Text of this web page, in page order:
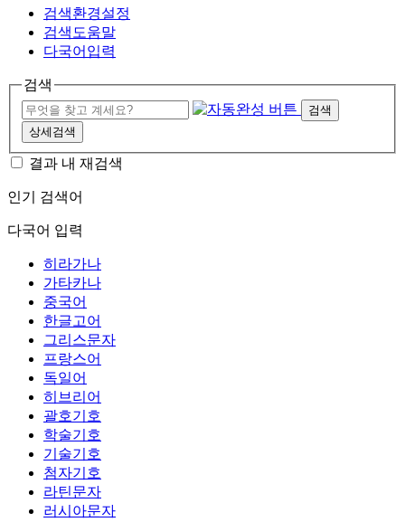
검색환경설정
검색도움말
다국어입력
검색
검색
상세검색
결과 내 재검색
인기 검색어
다국어 입력
히라가나
가타카나
중국어
한글고어
그리스문자
프랑스어
독일어
히브리어
괄호기호
학술기호
기술기호
첨자기호
라틴문자
러시아문자